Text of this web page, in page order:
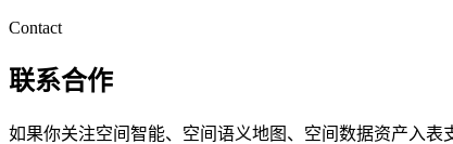
Contact
联系合作
如果你关注空间智能、空间语义地图、空间数据资产入